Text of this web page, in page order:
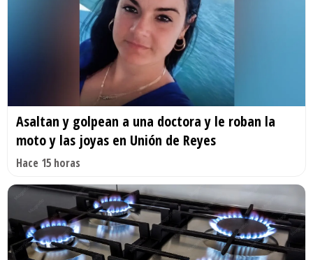
Asaltan y golpean a una doctora y le roban la
moto y las joyas en Unión de Reyes
Hace 15 horas